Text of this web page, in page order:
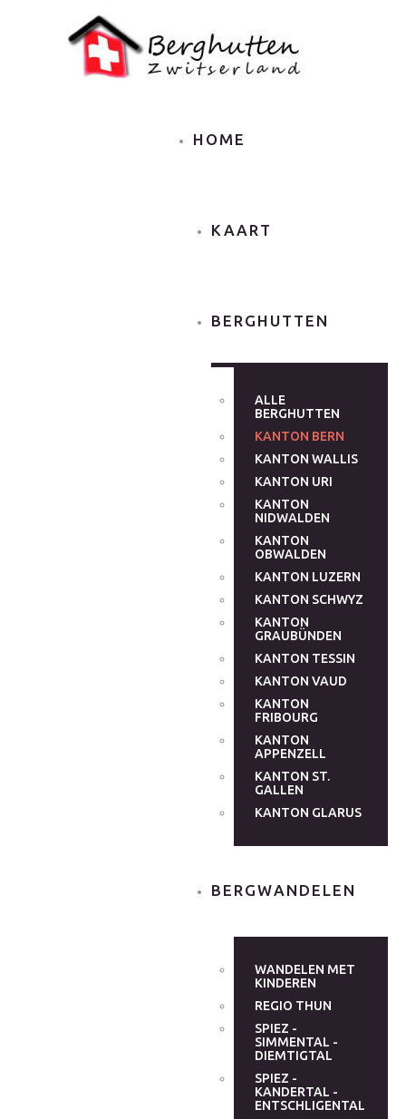
HOME
KAART
BERGHUTTEN
ALLE
BERGHUTTEN
KANTON BERN
KANTON WALLIS
KANTON URI
KANTON
NIDWALDEN
KANTON
OBWALDEN
KANTON LUZERN
KANTON SCHWYZ
KANTON
GRAUBÜNDEN
KANTON TESSIN
KANTON VAUD
KANTON
FRIBOURG
KANTON
APPENZELL
KANTON ST.
GALLEN
KANTON GLARUS
BERGWANDELEN
WANDELEN MET
KINDEREN
REGIO THUN
SPIEZ -
SIMMENTAL -
DIEMTIGTAL
SPIEZ -
KANDERTAL -
ENTSCHLIGENTAL